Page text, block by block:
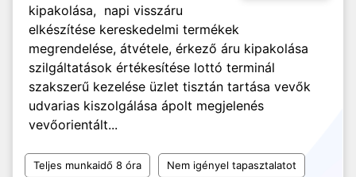
kipakolása, napi visszáru
elkészítése kereskedelmi termékek
megrendelése, átvétele, érkező áru kipakolása
szilgáltatások értékesítése lottó terminál
szakszerű kezelése üzlet tisztán tartása vevők
udvarias kiszolgálása ápolt megjelenés
vevőorientált...
Teljes munkaidő 8 óra Nem igényel tapasztalatot